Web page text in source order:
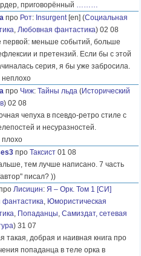
приговорённый ………
про Рот: Insurgent[en] (Социальная
, Любовная фантастика) 02 08
первой: меньше событий, больше
и претензий. Если бы с этой
серия, я бы уже забросила.
неплохо
про Чиж: Тайны льда (Исторический
) 02 08
чепуха в псевдо-ретро стиле с
и несуразностей.
плохо
про Таксист 01 08
тем лучше написано. 7 часть
писал? ))
Лисицин: Я – Орк. Том 1 [СИ]
фантастика, Юмористическая
, Попаданцы, Самиздат, сетевая
) 31 07
такая, добрая и наивная книга про
попаданца в теле орка в